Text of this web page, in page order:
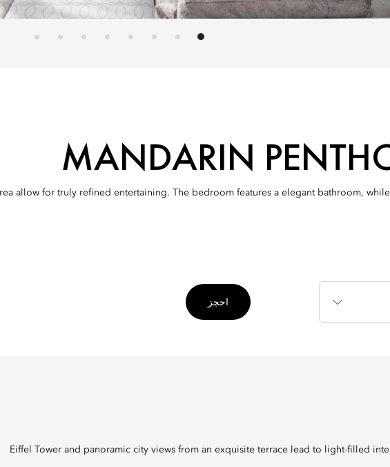
MANDARIN
allow for truly refined entertaining. The bedroom features a elegant bathroom,
أنواع
احجز
Eiffel Tower and panoramic city views from an exquisite terrace lead to light-filled